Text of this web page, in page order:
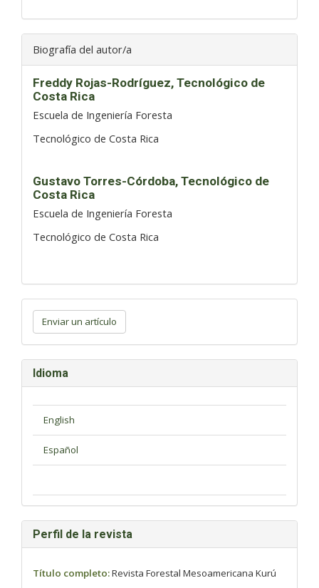
Biografía del autor/a
Freddy Rojas-Rodríguez, Tecnológico de
Costa Rica
Escuela de Ingeniería Foresta
Tecnológico de Costa Rica
Gustavo Torres-Córdoba, Tecnológico de
Costa Rica
Escuela de Ingeniería Foresta
Tecnológico de Costa Rica
artículo
Enviar un artículo
Idioma
Perfil de la revista
Título completo:Revista Forestal Mesoamericana Kurú